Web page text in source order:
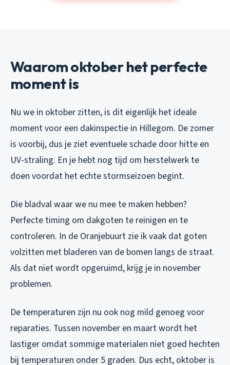
Waarom oktober het perfecte
moment is
Nu we in oktober zitten, is dit eigenlijk het ideale
moment voor een dakinspectie in Hillegom. De zomer
is voorbij, dus je ziet eventuele schade door hitte en
UV-straling. En je hebt nog tijd om herstelwerk te
doen voordat het echte stormseizoen begint.
Die bladval waar we nu mee te maken hebben?
Perfecte timing om dakgoten te reinigen en te
controleren. In de Oranjebuurt zie ik vaak dat goten
volzitten met bladeren van de bomen langs de straat.
Als dat niet wordt opgeruimd, krijg je in november
problemen.
De temperaturen zijn nu ook nog mild genoeg voor
reparaties. Tussen november en maart wordt het
lastiger omdat sommige materialen niet goed hechten
bij temperaturen onder 5 graden. Dus echt, oktober is